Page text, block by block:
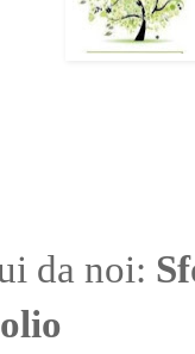
da noi: